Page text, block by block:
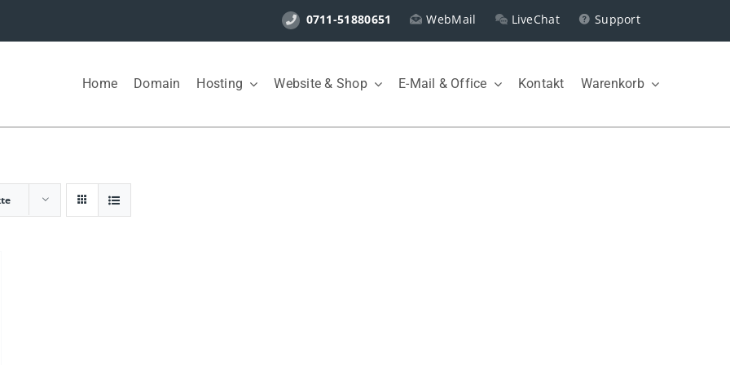
0711-51880651 WebMail LiveChat Support
Home Domain Hosting Website & Shop E-Mail & Office Kontakt Warenkorb